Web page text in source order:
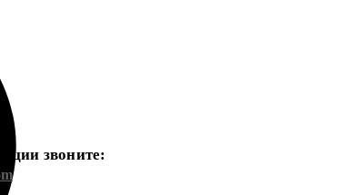
звоните: